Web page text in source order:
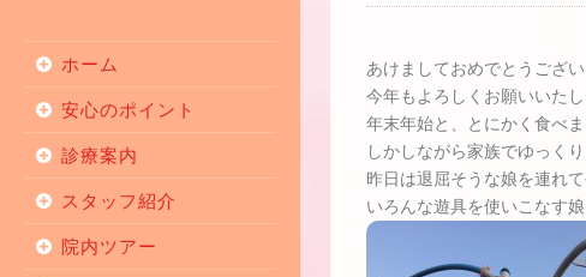
ホーム
安心のポイント
診療案内
スタッフ紹介
院内ツアー
あけましておめでとうござい
今年もよろしくお願いいたし
年末年始と、とにかく食べ
しかしながら家族でゆっく
昨日は退屈そうな娘を連れ
いろんな遊具を使いこなす